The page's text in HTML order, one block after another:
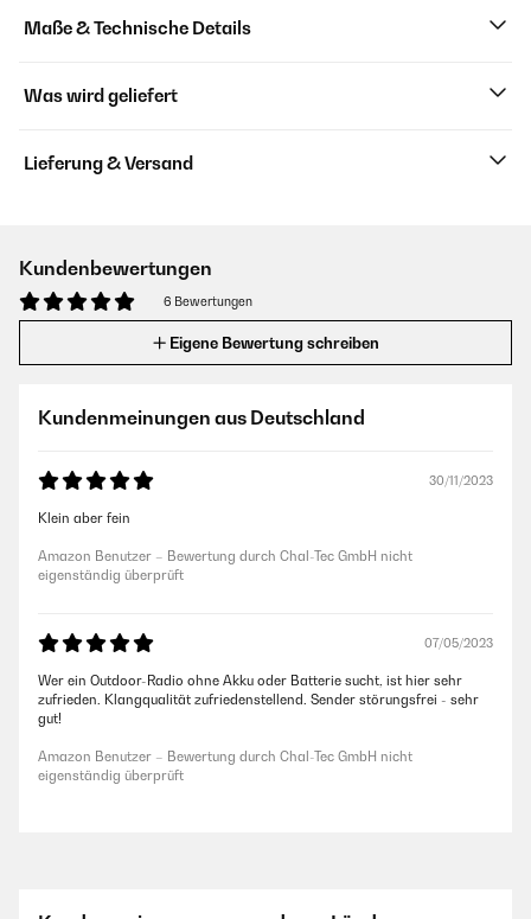
Maße & Technische Details
Was wird geliefert
Lieferung & Versand
Kundenbewertungen
6 Bewertungen
Eigene Bewertung schreiben
Kundenmeinungen aus Deutschland
30/11/2023
Klein aber fein
Amazon Benutzer – Bewertung durch Chal-Tec GmbH nicht
eigenständig überprüft
07/05/2023
Wer ein Outdoor-Radio ohne Akku oder Batterie sucht, ist hier sehr
zufrieden. Klangqualität zufriedenstellend. Sender störungsfrei - sehr
gut!
Amazon Benutzer – Bewertung durch Chal-Tec GmbH nicht
eigenständig überprüft